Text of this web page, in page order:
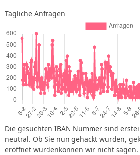
Tägliche Anfragen
Die gesuchten IBAN Nummer sind
neutral. Ob Sie nun gehackt wurden,
eröffnet wurdenkönnen wir nicht sagen.